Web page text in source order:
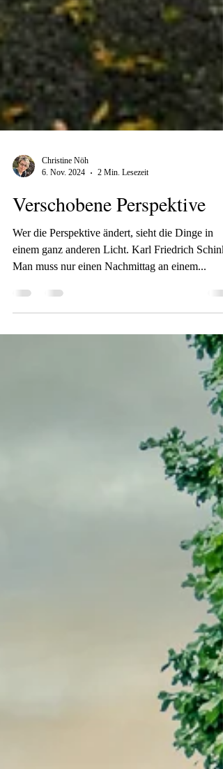
6. Nov. 2024
2 Min. Lesezeit
Verschobene Perspektive
Wer die Perspektive ändert, sieht die Dinge in
einem ganz anderen Licht. Karl Friedrich